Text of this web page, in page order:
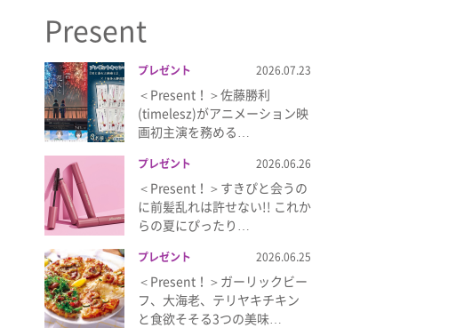
Present
プレゼント 2026.07.23
＜Present！＞佐藤勝利
(timelesz)がアニメーション映
画初主演を務める…
プレゼント 2026.06.26
＜Present！＞すきぴと会うの
に前髪乱れは許せない!! これか
らの夏にぴったり…
プレゼント 2026.06.25
＜Present！＞ガーリックビー
フ、大海老、テリヤキチキン
と食欲そそる3つの美味…